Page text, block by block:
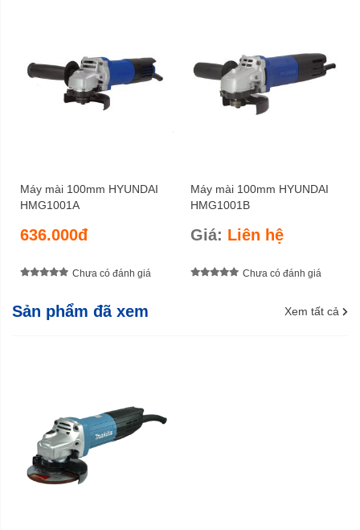
Máy mài 100mm HYUNDAI
HMG1001A
636.000đ
Chưa có đánh giá
Máy mài 100mm HYUNDAI
HMG1001B
Giá: Liên hệ
Chưa có đánh giá
Sản phẩm đã xem Xem tất cả